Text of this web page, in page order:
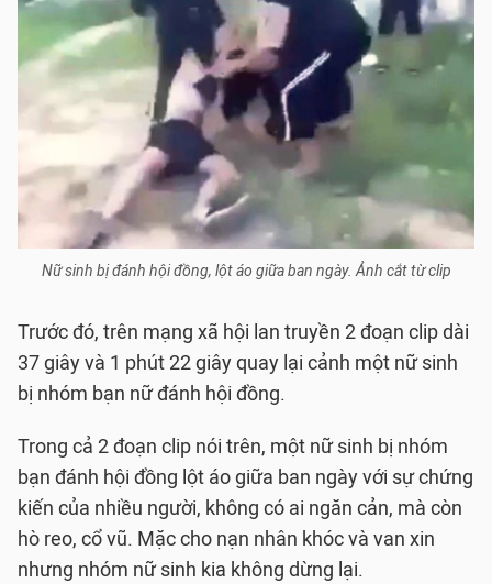
Nữ sinh bị đánh hội đồng, lột áo giữa ban ngày. Ảnh cắt từ clip
Trước đó, trên mạng xã hội lan truyền 2 đoạn clip dài
37 giây và 1 phút 22 giây quay lại cảnh một nữ sinh
bị nhóm bạn nữ đánh hội đồng.
Trong cả 2 đoạn clip nói trên, một nữ sinh bị nhóm
bạn đánh hội đồng lột áo giữa ban ngày với sự chứng
kiến của nhiều người, không có ai ngăn cản, mà còn
hò reo, cổ vũ. Mặc cho nạn nhân khóc và van xin
nhưng nhóm nữ sinh kia không dừng lại.